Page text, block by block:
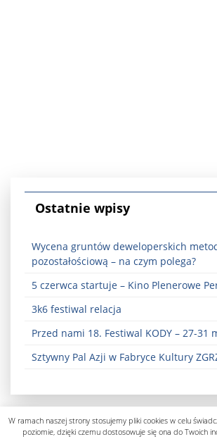
Ostatnie wpisy
Wycena gruntów deweloperskich
pozostałościową – na czym polega?
5 czerwca startuje – Kino Plenerowe
3k6 festiwal relacja
Przed nami 18. Festiwal KODY – 27-31
Sztywny Pal Azji w Fabryce Kultury
W ramach naszej strony stosujemy pliki cookies w celu
poziomie, dzięki czemu dostosowuje się ona do Twoich